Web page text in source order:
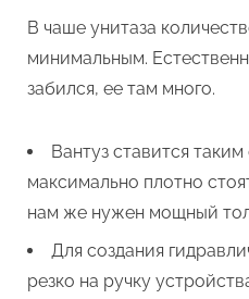
В чаше унитаза
минимальным.
забился, ее там много.
Вантуз ставится
максимально плотно
нам же нужен мощный
Для создания
резко на ручку